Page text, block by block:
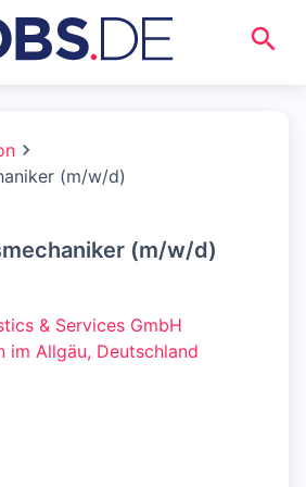
(m/w/d)
(m/w/d)
& Services GmbH
im Allgäu, Deutschland